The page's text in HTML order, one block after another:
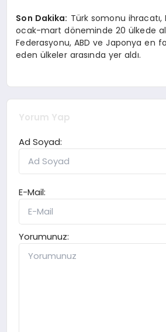
Son Dakika: Türk somonu ihracatı,
ocak-mart döneminde 20 ülkede
Federasyonu, ABD ve Japonya en
eden ülkeler arasında yer aldı.
Yorum Yap
Ad Soyad:
E-Mail:
Yorumunuz: